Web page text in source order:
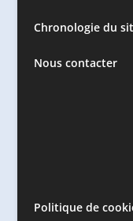
Chronologie du
Nous contacter
Politique de